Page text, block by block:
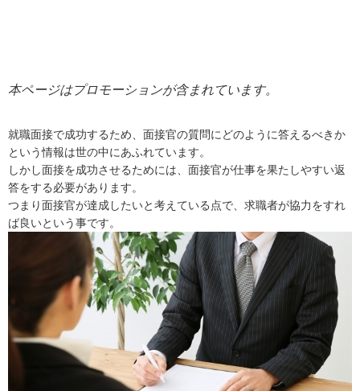
本ページはプロモーションが含まれています。
就職面接で成功するため、面接官の質問にどのように答えるべきか
という情報は世の中にあふれています。
しかし面接を成功させるためには、面接官が仕事を果たしやすい返
答をする必要があります。
つまり面接官が達成したいと考えている点で、求職者が協力をすれ
ば良いという事です。